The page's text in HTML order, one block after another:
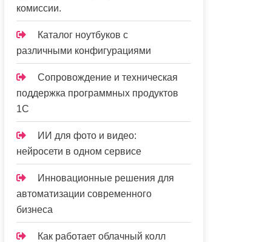
комиссии.
Каталог ноутбуков с
различными конфигурациями
Сопровождение и техническая
поддержка программных продуктов
1С
ИИ для фото и видео:
нейросети в одном сервисе
Инновационные решения для
автоматизации современного
бизнеса
Как работает облачный колл